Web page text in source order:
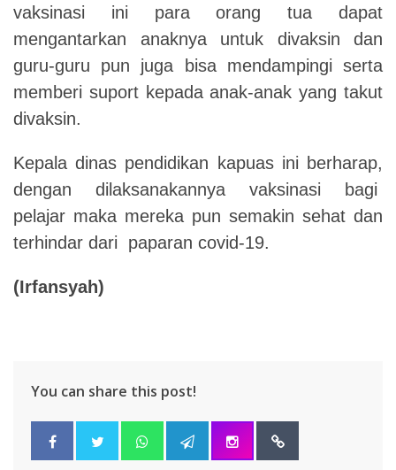
vaksinasi ini para orang tua dapat
mengantarkan anaknya untuk divaksin dan
guru-guru pun juga bisa mendampingi serta
memberi suport kepada anak-anak yang takut
divaksin.
Kepala dinas pendidikan kapuas ini berharap,
dengan dilaksanakannya vaksinasi bagi
pelajar maka mereka pun semakin sehat dan
terhindar dari paparan covid-19.
(Irfansyah)
You can share this post!